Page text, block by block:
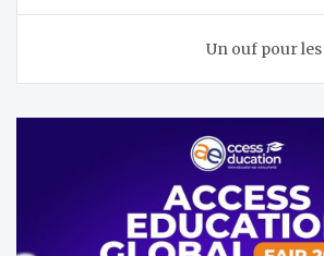
l’article
Un ouf pour